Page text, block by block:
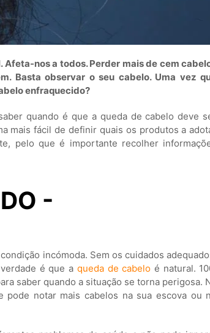
nos a todos. Perder mais de cem
Basta observar o seu cabelo. Uma vez
enfraquecido?
quando é que a queda de cabelo deve
mais fácil de definir quais os produtos a
pelo que é importante recolher
-
incómoda. Sem os cuidados
é que a queda de cabelo é natural.
saber quando a situação se torna perigosa.
notar mais cabelos na sua escova ou